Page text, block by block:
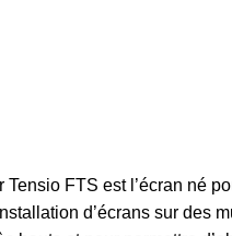
Tensio FTS est l’écran né
d’écrans sur des